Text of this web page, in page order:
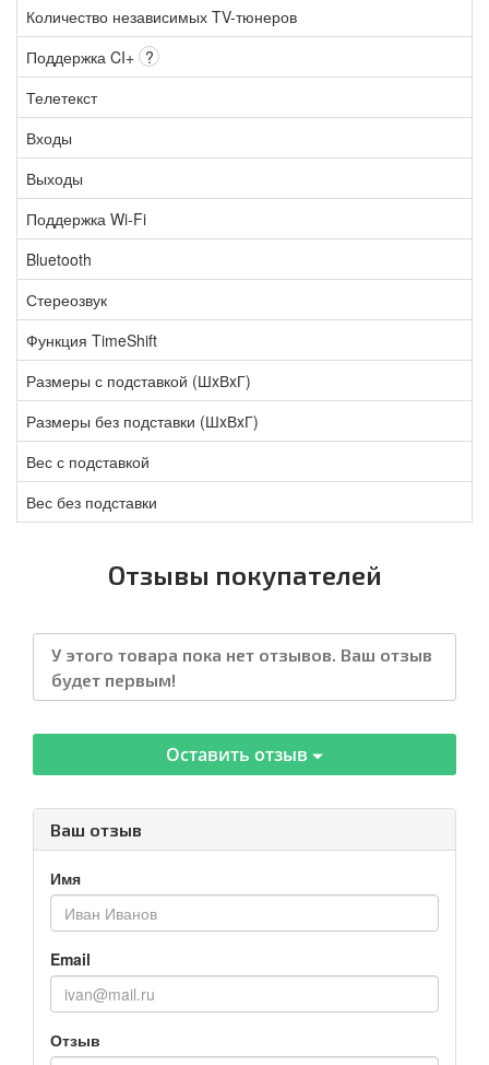
Количество независимых TV-тюнеров
Поддержка CI+ ?
Телетекст
Входы
Выходы
Поддержка Wi-Fi
Bluetooth
Стереозвук
Функция TimeShift
Размеры с подставкой (ШxВxГ)
Размеры без подставки (ШxВxГ)
Вес с подставкой
Вес без подставки
Отзывы покупателей
У этого товара пока нет отзывов. Ваш отзыв
будет первым!
Оставить отзыв
Ваш отзыв
Имя
Email
Отзыв